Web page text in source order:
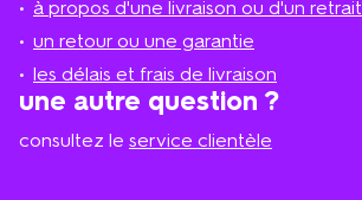
à propos d'une livraison ou d'un retrait
un retour ou une garantie
les délais et frais de livraison
une autre question ?
consultez le service clientèle
le
plus
proche